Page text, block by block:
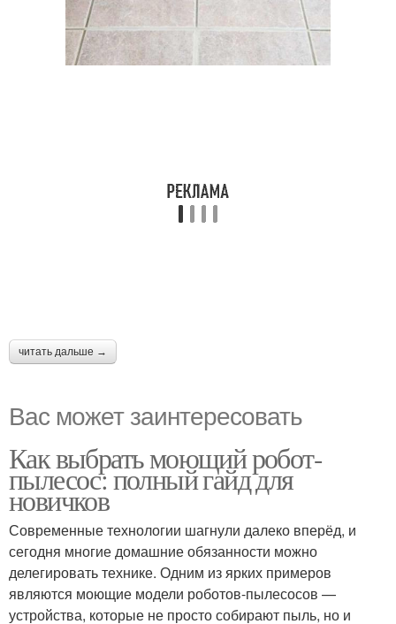
читать дальше →
Вас может заинтересовать
Как выбрать моющий робот-
пылесос: полный гайд для
новичков
Современные технологии шагнули далеко вперёд, и
сегодня многие домашние обязанности можно
делегировать технике. Одним из ярких примеров
являются моющие модели роботов-пылесосов —
устройства, которые не просто собирают пыль, но и